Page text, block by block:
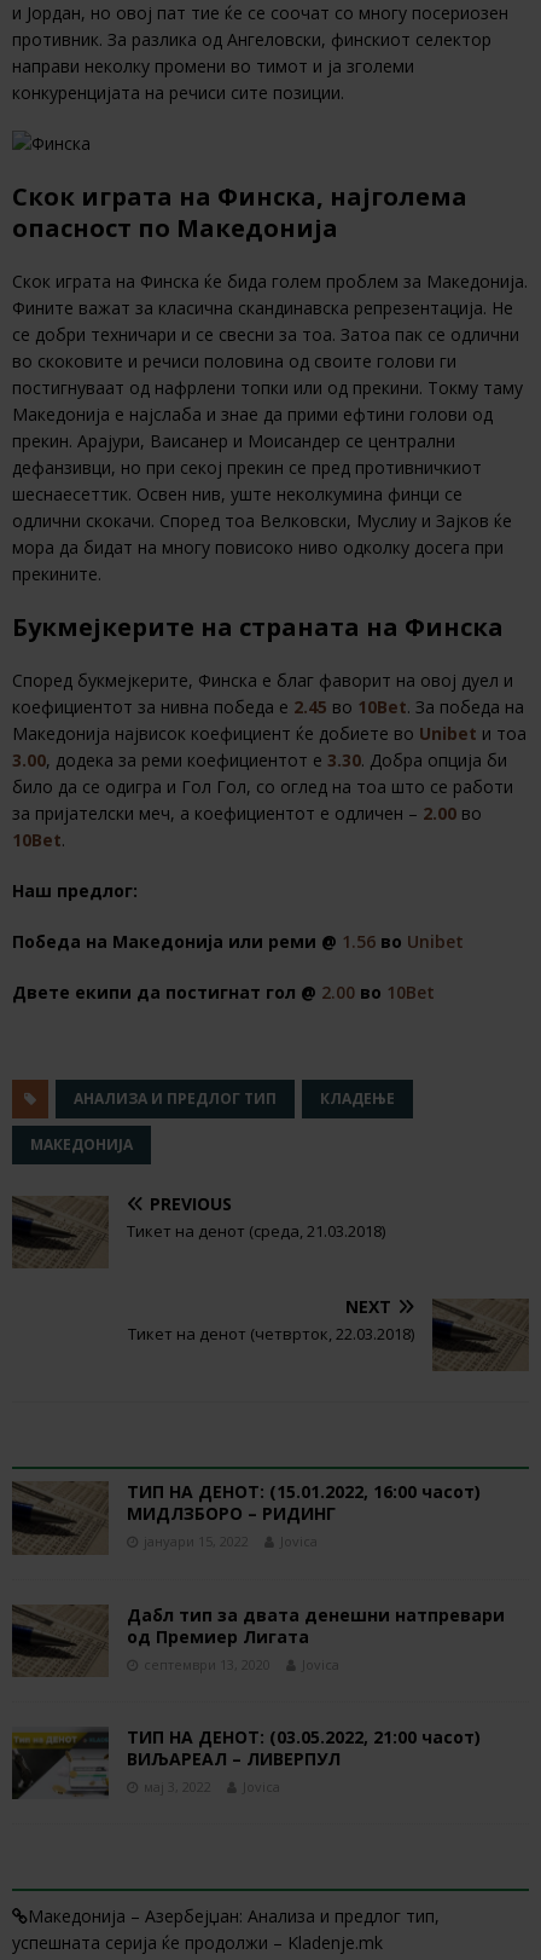
и Јордан, но овој пат тие ќе се соочат со многу посериозен
противник. За разлика од Ангеловски, финскиот селектор
направи неколку промени во тимот и ја зголеми
конкуренцијата на речиси сите позиции.
Скок играта на Финска, најголема
опасност по Македонија
Скок играта на Финска ќе бида голем проблем за Македонија.
Фините важат за класична скандинавска репрезентација. Не
се добри техничари и се свесни за тоа. Затоа пак се одлични
во скоковите и речиси половина од своите голови ги
постигнуваат од нафрлени топки или од прекини. Токму таму
Македонија е најслаба и знае да прими ефтини голови од
прекин. Арајури, Ваисанер и Моисандер се централни
дефанзивци, но при секој прекин се пред противничкиот
шеснаесеттик. Освен нив, уште неколкумина финци се
одлични скокачи. Според тоа Велковски, Муслиу и Зајков ќе
мора да бидат на многу повисоко ниво одколку досега при
прекините.
Букмејкерите на страната на Финска
Според букмејкерите, Финска е благ фаворит на овој дуел и
коефициентот за нивна победа е 2.45 во 10Bet. За победа на
Македонија највисок коефициент ќе добиете во Unibet и тоа
3.00, додека за реми коефициентот е 3.30. Добра опција би
било да се одигра и Гол Гол, со оглед на тоа што се работи
за пријателски меч, а коефициентот е одличен – 2.00 во
10Bet.
Наш предлог:
Победа на Македонија или реми @ 1.56 во Unibet
Двете екипи да постигнат гол @ 2.00 во 10Bet
АНАЛИЗА И ПРЕДЛОГ ТИП КЛАДЕЊЕ
МАКЕДОНИЈА
PREVIOUS
Тикет на денот (среда, 21.03.2018)
NEXT
Тикет на денот (четврток, 22.03.2018)
ТИП НА ДЕНОТ: (15.01.2022, 16:00 часот)
МИДЛЗБОРО – РИДИНГ
јануари 15, 2022 Jovica
Дабл тип за двата денешни натпревари
од Премиер Лигата
септември 13, 2020 Jovica
ТИП НА ДЕНОТ: (03.05.2022, 21:00 часот)
ВИЉАРЕАЛ – ЛИВЕРПУЛ
мај 3, 2022 Jovica
Македонија – Азербејџан: Анализа и предлог тип,
успешната серија ќе продолжи – Kladenje.mk